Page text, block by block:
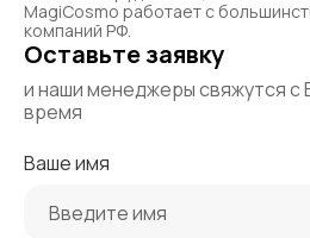
MagiCosmo работает с
компаний РФ.
Оставьте заявку
и наши менеджеры свяжутся с
время
Ваше имя